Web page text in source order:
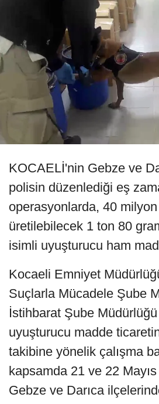
KOCAELİ'nin Gebze ve
polisin düzenlediği eş
operasyonlarda, 40
üretilebilecek 1 ton 80
isimli uyuşturucu ham
Kocaeli Emniyet
Suçlarla Mücadele Şube
İstihbarat Şube
uyuşturucu madde
takibine yönelik çalışma
kapsamda 21 ve 22
Gebze ve Darıca